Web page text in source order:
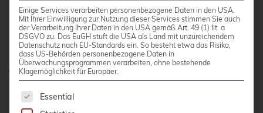
Hennes-Weisweiler-Allee 23
41179 Mönchengladbach
Meet us
Do you have any questions?
0800 credati(v)
Einige Services verarbeiten personenbezogene Daten in den USA.
Mit Ihrer Einwilligung zur Nutzung dieser Services stimmen Sie auch
der Verarbeitung Ihrer Daten in den USA gemäß Art. 49 (1) lit. a
DSGVO zu. Das EuGH stuft die USA als Land mit unzureichendem
Datenschutz nach EU-Standards ein. So besteht etwa das Risiko,
dass US-Behörden personenbezogene Daten in
Überwachungsprogrammen verarbeiten, ohne bestehende
Klagemöglichkeit für Europäer.
The following is a list of service groups for
Essential